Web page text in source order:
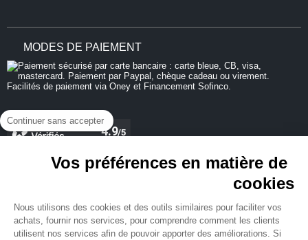
Continuer sans accepter
Vos préférences en matière de
cookies
Nous utilisons des cookies et des outils similaires pour faciliter vos
achats, fournir nos services, pour comprendre comment les clients
utilisent nos services afin de pouvoir apporter des améliorations. Si
MODES DE PAIEMENT